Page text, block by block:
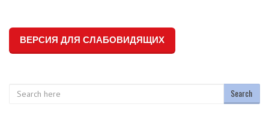
ВЕРСИЯ ДЛЯ СЛАБОВИДЯЩИХ